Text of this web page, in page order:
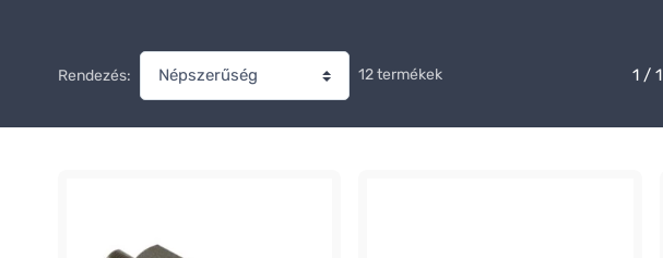
Rendezés: 12 termékek 1 / 1